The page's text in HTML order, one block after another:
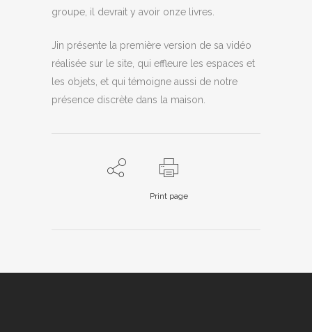
groupe, il devrait y avoir onze livres.
Jin présente la première version de sa vidéo
réalisée sur le site, qui effleure les espaces et
les objets, et qui témoigne aussi de notre
présence discrète dans la maison.
Print page